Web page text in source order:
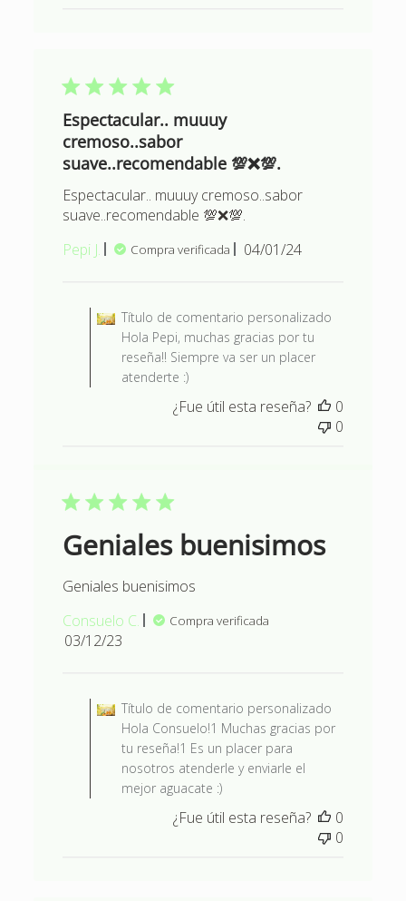
Espectacular.. muuuy
cremoso..sabor
suave..recomendable 💯❌💯.
Espectacular.. muuuy cremoso..sabor
suave..recomendable 💯❌💯.
Pepi J.
Compra verificada
Fecha
04/01/24
Título de comentario personalizado
Hola Pepi, muchas gracias por tu
reseña!! Siempre va ser un placer
atenderte :)
¿Fue útil esta reseña?
0
0
Geniales buenisimos
Geniales buenisimos
Consuelo C.
Compra verificada
Fecha
03/12/23
Título de comentario personalizado
Hola Consuelo!1 Muchas gracias por
tu reseña!1 Es un placer para
nosotros atenderle y enviarle el
mejor aguacate :)
¿Fue útil esta reseña?
0
0